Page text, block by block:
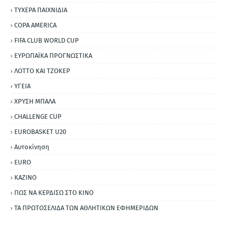
ΤΥΧΕΡΑ ΠΑΙΧΝΙΔΙΑ
COPA AMERICA
FIFA CLUB WORLD CUP
ΕΥΡΩΠΑΪΚΑ ΠΡΟΓΝΩΣΤΙΚΑ
ΛΟΤΤΟ ΚΑΙ ΤΖΟΚΕΡ
ΥΓΕΙΑ
ΧΡΥΣΗ ΜΠΑΛΑ
CHALLENGE CUP
EUROBASKET U20
Αυτοκίνηση
ΕURO
ΚΑΖΙΝΟ
ΠΩΣ ΝΑ ΚΕΡΔΙΣΩ ΣΤΟ ΚΙΝΟ
ΤΑ ΠΡΩΤΟΣΕΛΙΔΑ ΤΩΝ ΑΘΛΗΤΙΚΩΝ ΕΦΗΜΕΡΙΔΩΝ